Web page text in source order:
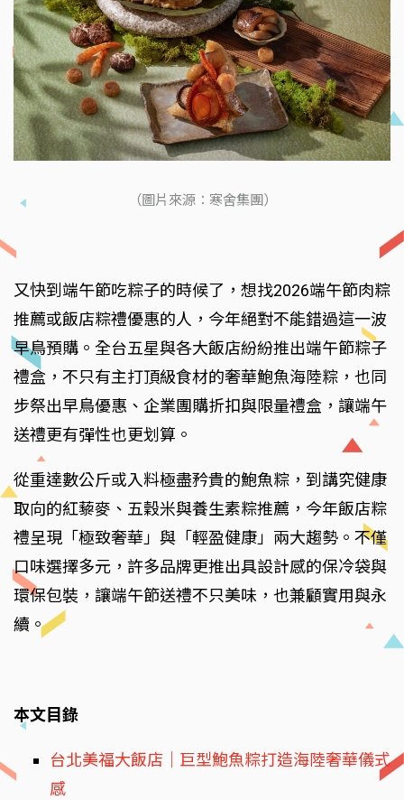
（圖片來源：寒舍集團）
又快到端午節吃粽子的時候了，想找2026端午節肉粽
推薦或飯店粽禮優惠的人，今年絕對不能錯過這一波
早鳥預購。全台五星與各大飯店紛紛推出端午節粽子
禮盒，不只有主打頂級食材的奢華鮑魚海陸粽，也同
步祭出早鳥優惠、企業團購折扣與限量禮盒，讓端午
送禮更有彈性也更划算。
從重達數公斤或入料極盡矜貴的鮑魚粽，到講究健康
取向的紅藜麥、五穀米與養生素粽推薦，今年飯店粽
禮呈現「極致奢華」與「輕盈健康」兩大趨勢。不僅
口味選擇多元，許多品牌更推出具設計感的保冷袋與
環保包裝，讓端午節送禮不只美味，也兼顧實用與永
續。
本文目錄
台北美福大飯店｜巨型鮑魚粽打造海陸奢華儀式
感